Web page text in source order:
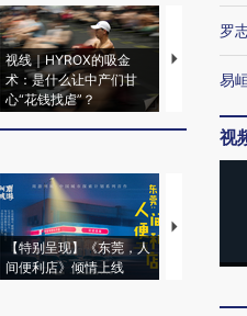
视线｜HYROX的吸金
术：是什么让中产们甘
心“花钱找虐”？
马航飞行员
粒摇头丸
【特别呈现】《东莞，人
间便利店》倾情上线
【推广】走
罗
易
视